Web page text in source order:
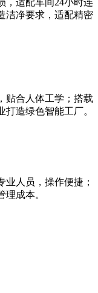
洁净要求，适配精密
贴合人体工学；搭载
造绿色智能工厂。
人员，操作便捷；
成本。